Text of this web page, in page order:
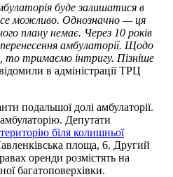
буде залишатися в
можливо. Однозначно — ця
плану немає. Через 10 років
амбулаторії. Щодо
то тримаємо інтригу. Пізніше
в адміністрації ТРЦ
подальшої долі амбулаторії.
Депутати
територію біля колишньої
площа, 6. Другий
оренди розмістять на
багатоповерхівки.